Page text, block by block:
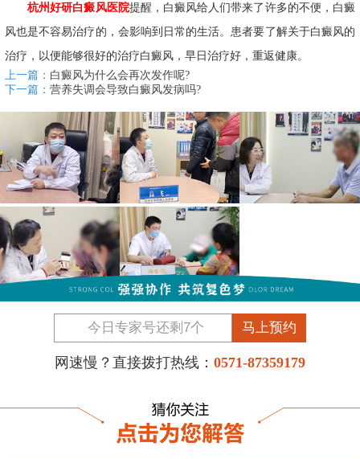
杭州好研白癜风医院提醒，白癜风给人们带来了许多的不便，白癜
风也是不容易治疗的，会影响到日常的生活。患者要了解关于白癜风的
治疗，以便能够很好的治疗白癜风，早日治疗好，重返健康。
上一篇： 白癜风为什么会再次发作呢?
下一篇： 营养失调会导致白癜风发病吗?
马上预约
网速慢？直接拨打热线： 0571-87359179